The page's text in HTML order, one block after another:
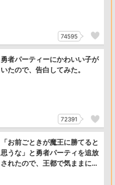
74595
勇者パーティーにかわいい子が
いたので、告白してみた。
72391
「お前ごときが魔王に勝てると
思うな」と勇者パーティを追放
されたので、王都で気ままに暮